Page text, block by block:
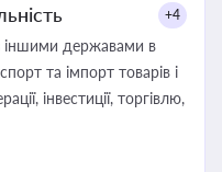
+4
іншими державами в
та імпорт товарів і
інвестиції, торгівлю,